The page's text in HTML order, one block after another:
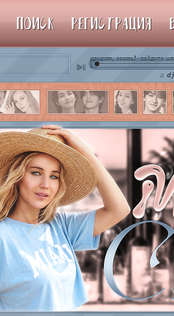
♫ dj aaron
ПОИСК РЕГИСТРАЦИЯ
привет, гость! войдите